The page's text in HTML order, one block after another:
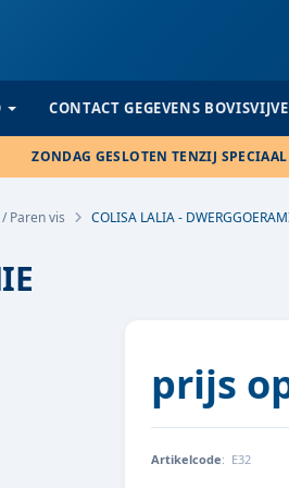
CONTACT GEGEVENS
ZONDAG GESLOTEN TENZIJ
Paren vis COLISA LALIA -
prijs
Artikelcode: E32